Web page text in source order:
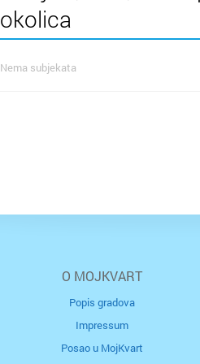
okolica
Nema subjekata
O MOJKVART
Popis gradova
Impressum
Posao u MojKvart